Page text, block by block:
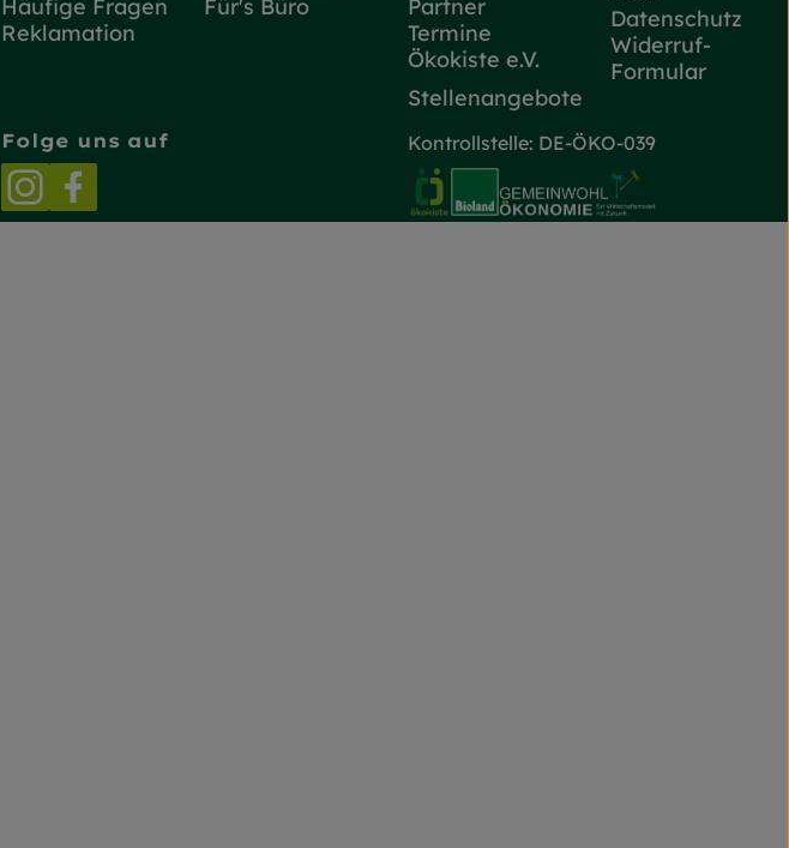
Häufige Fragen
Reklamation
Für's Büro
Partner
Termine
Ökokiste e.V.
Stellenangebote
Datenschutz
Widerruf-
Formular
Folge uns auf
Externer Link zu https://www.instagram.com/flottekarotte_nrw/
Externer Link zu https://www.facebook.com/flottekarotteNRW/
Kontrollstelle: DE-ÖKO-039
Externer Link zu https://
Externer Link zu https://